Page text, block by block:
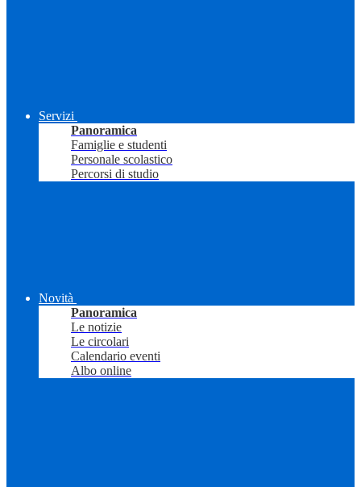
Servizi
Panoramica
Famiglie e studenti
Personale scolastico
Percorsi di studio
Novità
Panoramica
Le notizie
Le circolari
Calendario eventi
Albo online